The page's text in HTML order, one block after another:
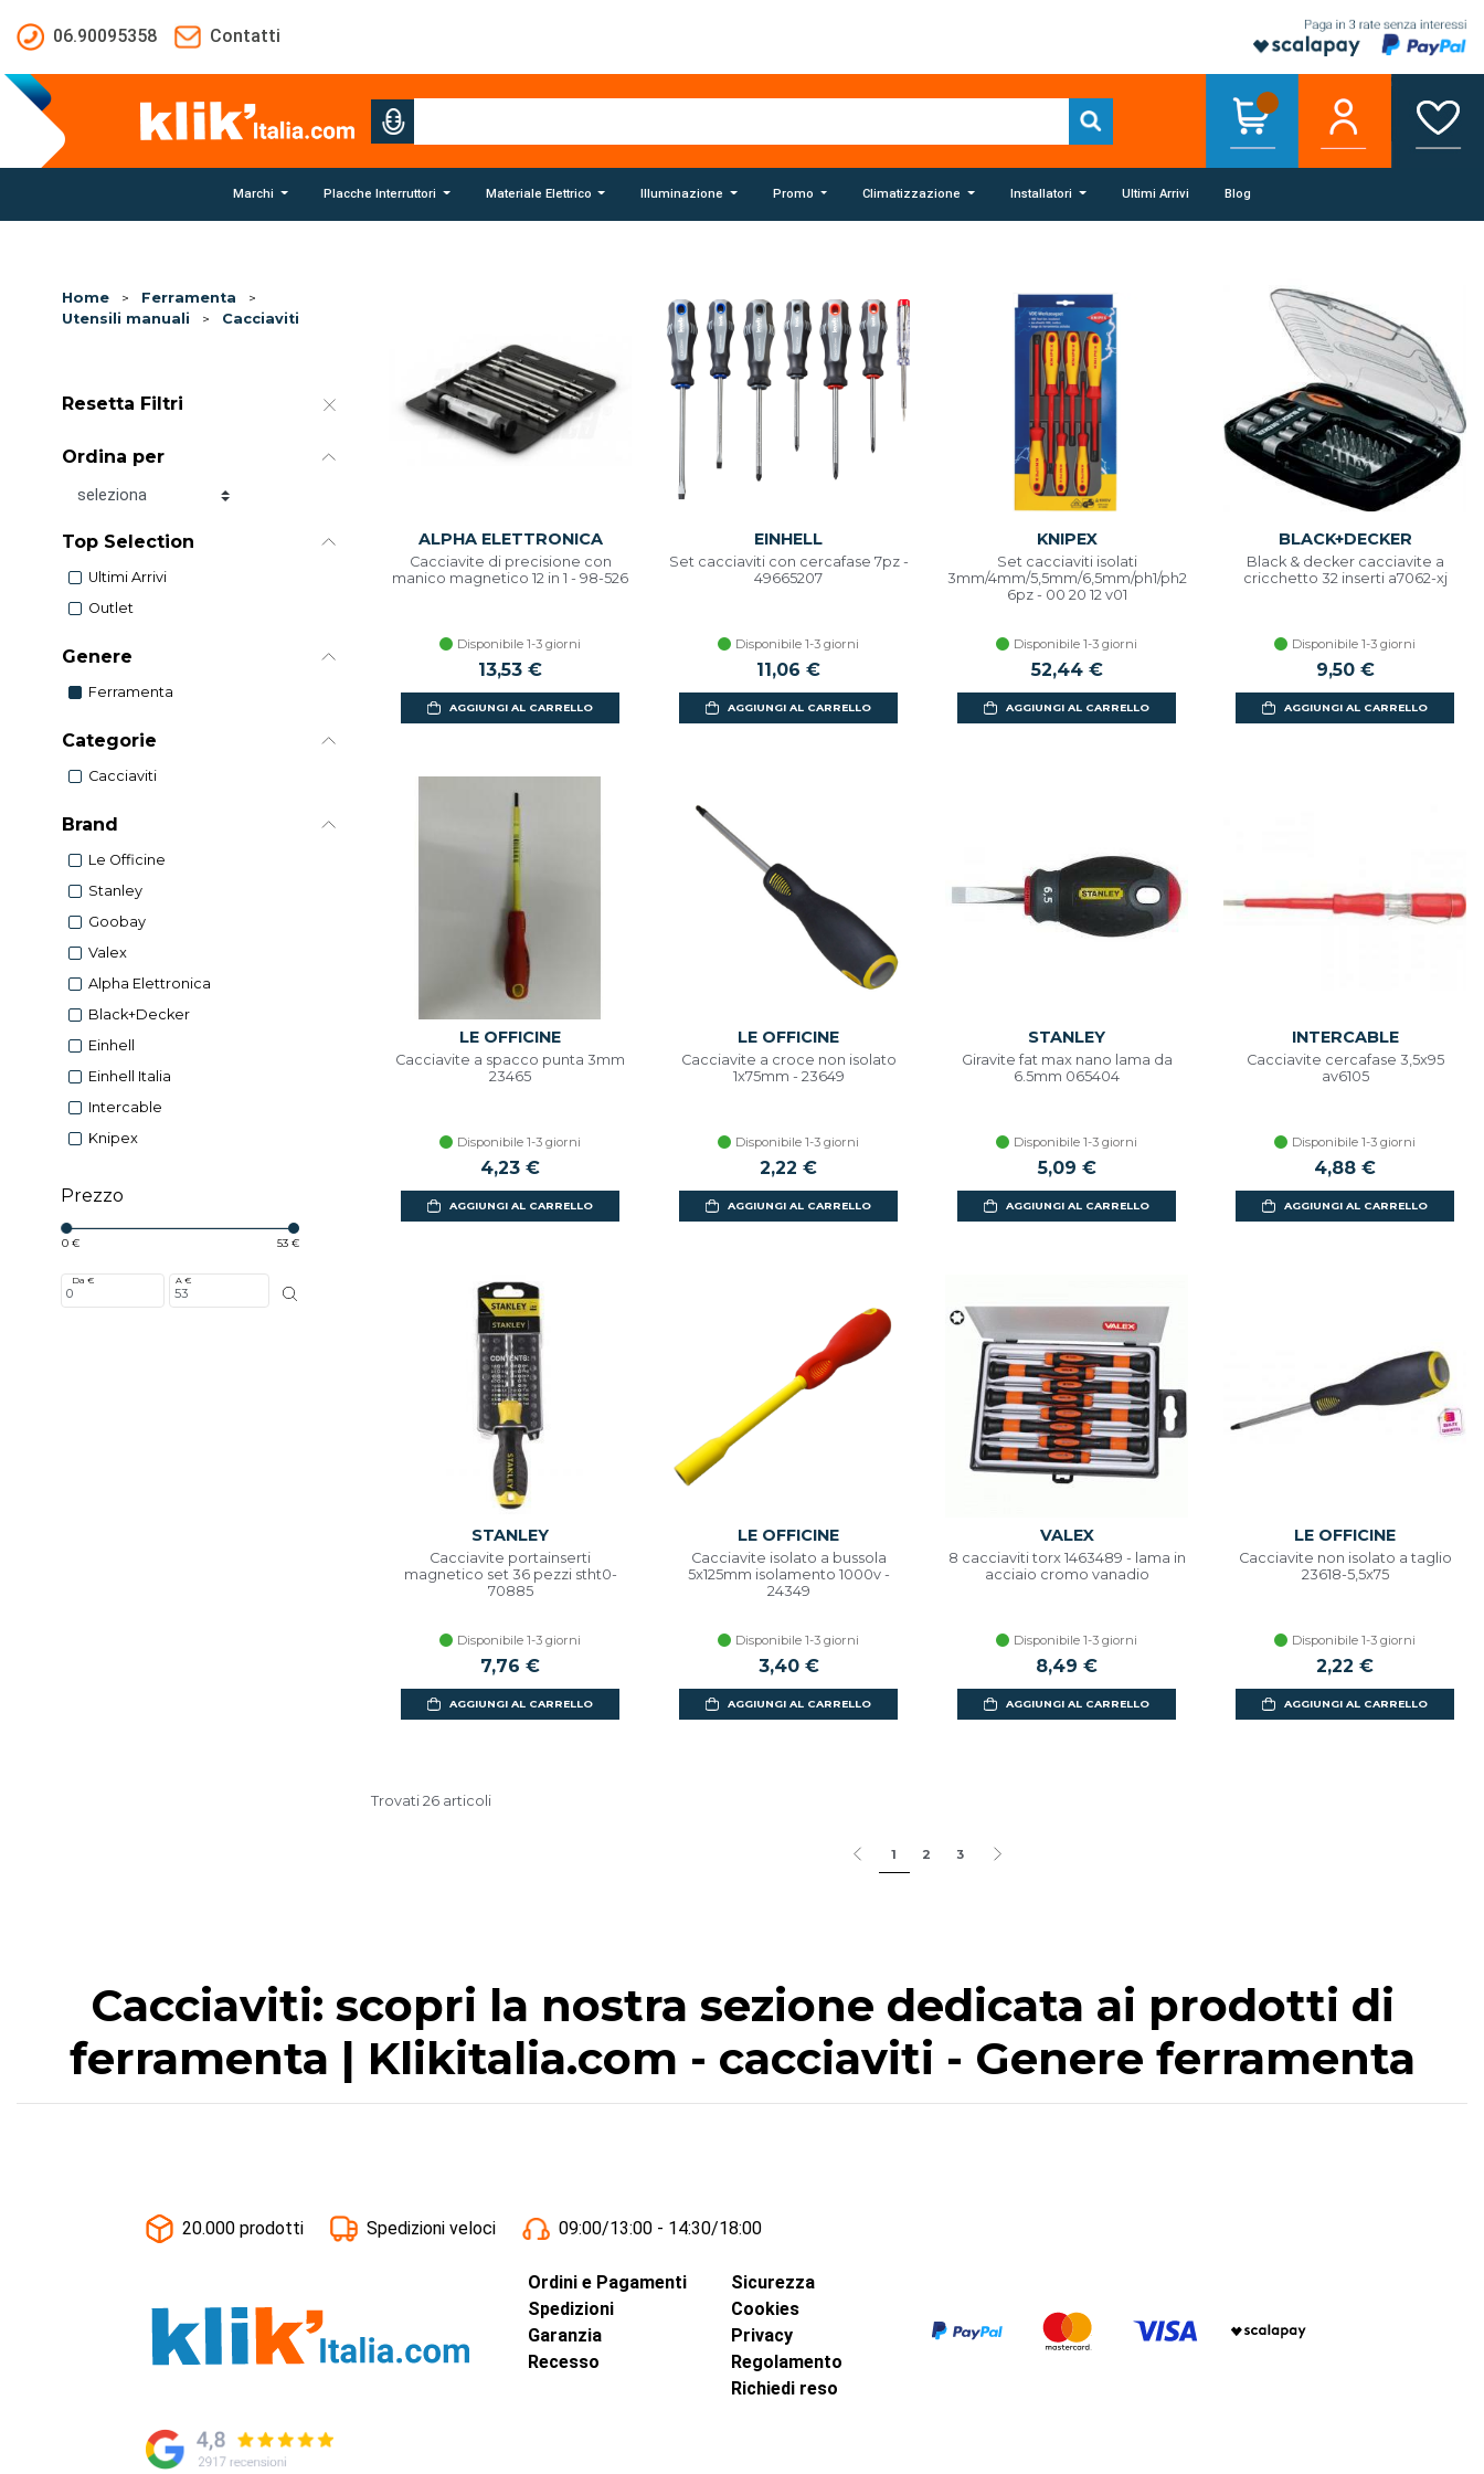
06.90095358
Contatti
Marchi Placche Interruttori Materiale Elettrico Illuminazione Promo Climatizzazione Installatori Ultimi Arrivi Blog
Home > Ferramenta
>
Utensili manuali
> Cacciaviti
Resetta Filtri
Ordina per
Ordina per
Top Selection
Ultimi Arrivi
Outlet
Genere
Ferramenta
Categorie
Cacciaviti
Brand
Le Officine
Stanley
Goobay
Valex
Alpha Elettronica
Black+decker
Einhell
Einhell Italia
Intercable
Knipex
Prezzo
0 € 53 €
Da € A €
ALPHA ELETTRONICA
Cacciavite di precisione con
manico magnetico 12 in 1 - 98-526
Disponibile 1-3 giorni
13,53 €
AGGIUNGI AL CARRELLO
EINHELL
Set cacciaviti con cercafase 7pz -
49665207
Disponibile 1-3 giorni
11,06 €
AGGIUNGI AL CARRELLO
KNIPEX
Set cacciaviti isolati
3mm/4mm/5,5mm/6,5mm/ph1/ph2
6pz - 00 20 12 v01
Disponibile 1-3 giorni
52,44 €
AGGIUNGI AL CARRELLO
BLACK+DECKER
Black & decker cacciavite a
cricchetto 32 inserti a7062-xj
Disponibile 1-3 giorni
9,50 €
AGGIUNGI AL CARRELLO
LE OFFICINE
Cacciavite a spacco punta 3mm
23465
Disponibile 1-3 giorni
4,23 €
AGGIUNGI AL CARRELLO
LE OFFICINE
Cacciavite a croce non isolato
1x75mm - 23649
Disponibile 1-3 giorni
2,22 €
AGGIUNGI AL CARRELLO
STANLEY
Giravite fat max nano lama da
6.5mm 065404
Disponibile 1-3 giorni
5,09 €
AGGIUNGI AL CARRELLO
INTERCABLE
Cacciavite cercafase 3,5x95
av6105
Disponibile 1-3 giorni
4,88 €
AGGIUNGI AL CARRELLO
STANLEY
Cacciavite portainserti
magnetico set 36 pezzi stht0-
70885
Disponibile 1-3 giorni
7,76 €
AGGIUNGI AL CARRELLO
LE OFFICINE
Cacciavite isolato a bussola
5x125mm isolamento 1000v -
24349
Disponibile 1-3 giorni
3,40 €
AGGIUNGI AL CARRELLO
VALEX
8 cacciaviti torx 1463489 - lama in
acciaio cromo vanadio
Disponibile 1-3 giorni
8,49 €
AGGIUNGI AL CARRELLO
LE OFFICINE
Cacciavite non isolato a taglio
23618-5,5x75
Disponibile 1-3 giorni
2,22 €
AGGIUNGI AL CARRELLO
Trovati 26 articoli
1 2 3
Cacciaviti: scopri la nostra sezione dedicata ai prodotti di
ferramenta | Klikitalia.com - cacciaviti - Genere ferramenta
20.000 prodotti Spedizioni veloci 09:00/13:00 - 14:30/18:00
Ordini e Pagamenti
Spedizioni
Garanzia
Recesso
Sicurezza
Cookies
Privacy
Regolamento
Richiedi reso